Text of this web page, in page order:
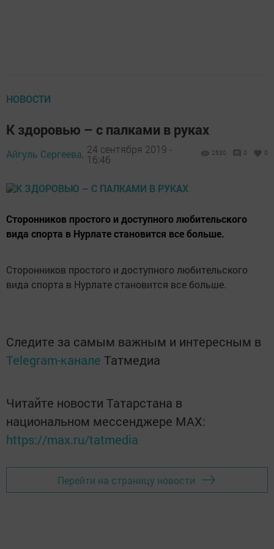
НОВОСТИ
К здоровью – с палками в руках
Айгуль Сергеева, 24 сентября 2019 -
16:46
2530 0 0
Сторонников простого и доступного любительского
вида спорта в Нурлате становится все больше.
Сторонников простого и доступного любительского
вида спорта в Нурлате становится все больше.
Следите за самым важным и интересным в
Telegram-канале Татмедиа
Читайте новости Татарстана в
национальном мессенджере MАХ:
https://max.ru/tatmedia
Перейти на страницу новости